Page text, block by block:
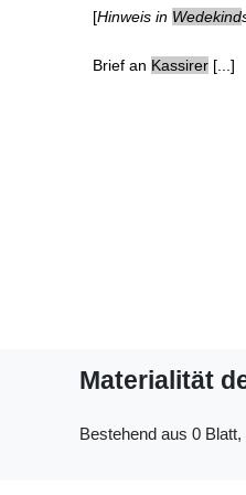
[Hinweis in Wedekind
Brief an Kassirer[...]
Materialität
Bestehend aus 0